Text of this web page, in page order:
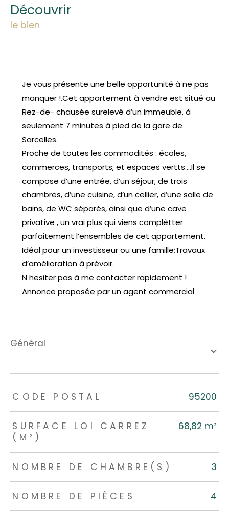
découvrir
le bien
Je vous présente une belle opportunité à ne pas
manquer !.Cet appartement à vendre est situé au
Rez-de- chausée surelevé d’un immeuble, à
seulement 7 minutes à pied de la gare de
Sarcelles.
Proche de toutes les commodités : écoles,
commerces, transports, et espaces vertts....Il se
compose d’une entrée, d’un séjour, de trois
chambres, d’une cuisine, d’un cellier, d’une salle de
bains, de WC séparés, ainsi que d’une cave
privative , un vrai plus qui viens complètter
parfaitement l’ensembles de cet appartement.
Idéal pour un investisseur ou une famille;Travaux
d’amélioration à prévoir.
N hesiter pas à me contacter rapidement !
Annonce proposée par un agent commercial
général
TRAD_ZEPHYR_Caracteristique TRAD_ZEPHYR_Valeurs
CODE POSTAL 95200
SURFACE LOI CARREZ
(M²)
68,82 m²
NOMBRE DE CHAMBRE(S) 3
NOMBRE DE PIÈCES 4